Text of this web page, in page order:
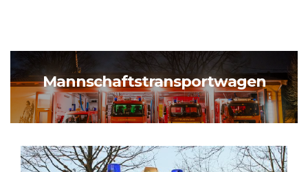
Mannschaftstransportwagen